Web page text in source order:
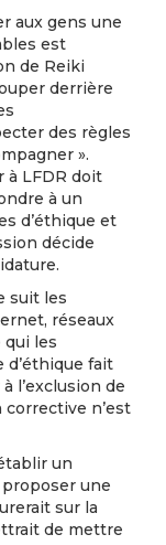
aux gens une
est
de Reiki
derrière
des règles
».
à LFDR doit
à un
d’éthique et
décide
suit les
réseaux
qui les
d’éthique fait
l’exclusion de
corrective n’est
un
une
sur la
de mettre